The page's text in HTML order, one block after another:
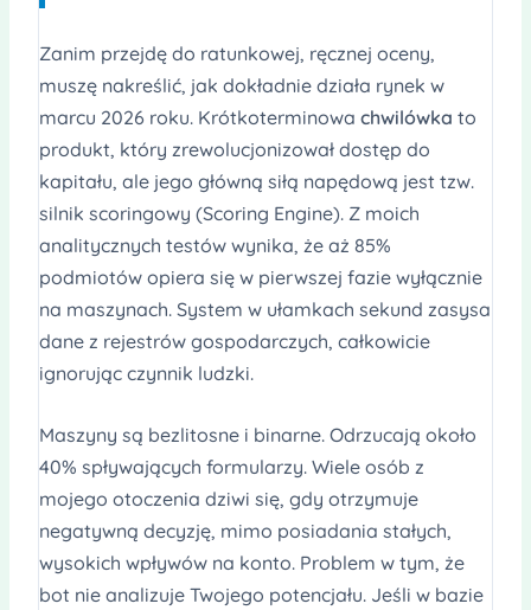
Zanim przejdę do ratunkowej, ręcznej oceny,
muszę nakreślić, jak dokładnie działa rynek w
marcu 2026 roku. Krótkoterminowa chwilówka to
produkt, który zrewolucjonizował dostęp do
kapitału, ale jego główną siłą napędową jest tzw.
silnik scoringowy (Scoring Engine). Z moich
analitycznych testów wynika, że aż 85%
podmiotów opiera się w pierwszej fazie wyłącznie
na maszynach. System w ułamkach sekund zasysa
dane z rejestrów gospodarczych, całkowicie
ignorując czynnik ludzki.
Maszyny są bezlitosne i binarne. Odrzucają około
40% spływających formularzy. Wiele osób z
mojego otoczenia dziwi się, gdy otrzymuje
negatywną decyzję, mimo posiadania stałych,
wysokich wpływów na konto. Problem w tym, że
bot nie analizuje Twojego potencjału. Jeśli w bazie